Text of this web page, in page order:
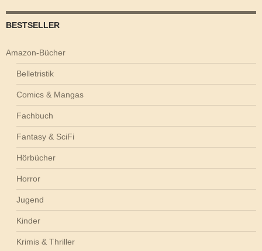
BESTSELLER
Amazon-Bücher
Belletristik
Comics & Mangas
Fachbuch
Fantasy & SciFi
Hörbücher
Horror
Jugend
Kinder
Krimis & Thriller